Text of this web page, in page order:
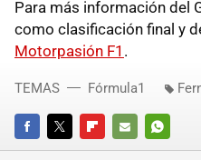
Para más información del
como clasificación final y
Motorpasión F1 .
FACEBOOKTWITTERFLIPBOARD
E-
TEMAS Fórmula1